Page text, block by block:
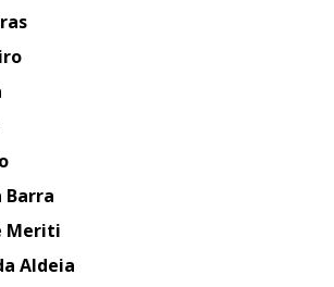
Barra
Meriti
Aldeia